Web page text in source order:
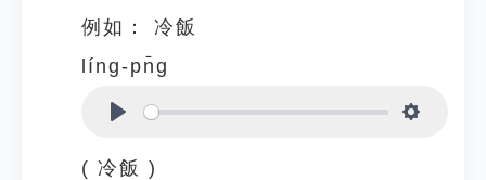
例如：
冷飯
líng-pn̄g
( 冷飯 )